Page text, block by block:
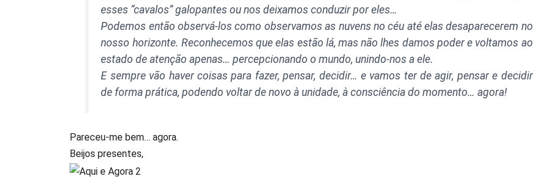
esses “cavalos” galopantes ou nos deixamos conduzir por eles…
Podemos então observá-los como observamos as nuvens no céu até elas desaparecerem no
nosso horizonte. Reconhecemos que elas estão lá, mas não lhes damos poder e voltamos ao
estado de atenção apenas… percepcionando o mundo, unindo-nos a ele.
E sempre vão haver coisas para fazer, pensar, decidir… e vamos ter de agir, pensar e decidir
de forma prática, podendo voltar de novo à unidade, à consciência do momento… agora!
Pareceu-me bem… agora.
Beijos presentes,